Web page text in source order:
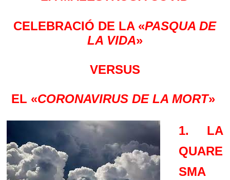
CELEBRACIÓ DE LA «PASQUA DE
LA VIDA»
VERSUS
EL «CORONAVIRUS DE LA MORT»
1. LA
QUARE
SMA